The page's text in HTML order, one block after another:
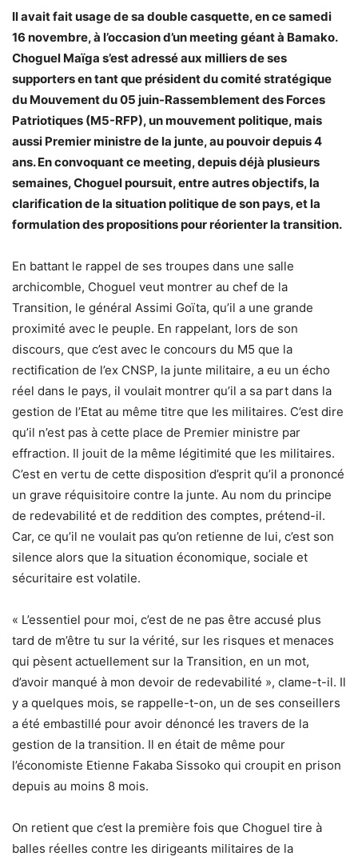
Il avait fait usage de sa double casquette, en ce samedi
16 novembre, à l’occasion d’un meeting géant à Bamako.
Choguel Maïga s’est adressé aux milliers de ses
supporters en tant que président du comité stratégique
du Mouvement du 05 juin-Rassemblement des Forces
Patriotiques (M5-RFP), un mouvement politique, mais
aussi Premier ministre de la junte, au pouvoir depuis 4
ans. En convoquant ce meeting, depuis déjà plusieurs
semaines, Choguel poursuit, entre autres objectifs, la
clarification de la situation politique de son pays, et la
formulation des propositions pour réorienter la transition.
En battant le rappel de ses troupes dans une salle
archicomble, Choguel veut montrer au chef de la
Transition, le général Assimi Goïta, qu’il a une grande
proximité avec le peuple. En rappelant, lors de son
discours, que c’est avec le concours du M5 que la
rectification de l’ex CNSP, la junte militaire, a eu un écho
réel dans le pays, il voulait montrer qu’il a sa part dans la
gestion de l’Etat au même titre que les militaires. C’est dire
qu’il n’est pas à cette place de Premier ministre par
effraction. Il jouit de la même légitimité que les militaires.
C’est en vertu de cette disposition d’esprit qu’il a prononcé
un grave réquisitoire contre la junte. Au nom du principe
de redevabilité et de reddition des comptes, prétend-il.
Car, ce qu’il ne voulait pas qu’on retienne de lui, c’est son
silence alors que la situation économique, sociale et
sécuritaire est volatile.
« L’essentiel pour moi, c’est de ne pas être accusé plus
tard de m’être tu sur la vérité, sur les risques et menaces
qui pèsent actuellement sur la Transition, en un mot,
d’avoir manqué à mon devoir de redevabilité », clame-t-il. Il
y a quelques mois, se rappelle-t-on, un de ses conseillers
a été embastillé pour avoir dénoncé les travers de la
gestion de la transition. Il en était de même pour
l’économiste Etienne Fakaba Sissoko qui croupit en prison
depuis au moins 8 mois.
On retient que c’est la première fois que Choguel tire à
balles réelles contre les dirigeants militaires de la